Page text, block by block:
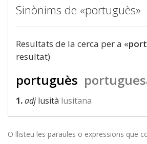
Sinònims de «portuguès»
Resultats de la cerca per a «
resultat)
portuguès
1.adjlusità lusitana
O llisteu les paraules o expressions que